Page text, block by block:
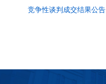
竞争性谈判成交结果公告